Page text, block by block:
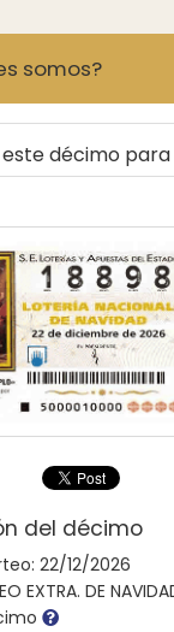
somos?
décimo
del décimo
22/12/2026
EXTRA. DE